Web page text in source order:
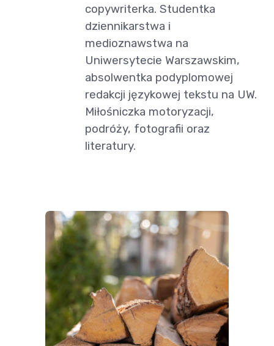
copywriterka. Studentka
dziennikarstwa i
medioznawstwa na
Uniwersytecie Warszawskim,
absolwentka podyplomowej
redakcji językowej tekstu na UW.
Miłośniczka motoryzacji,
podróży, fotografii oraz
literatury.